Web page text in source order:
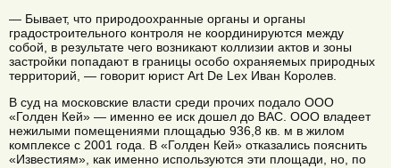
— Бывает, что природоохранные органы и органы
градостроительного контроля не координируются между
собой, в результате чего возникают коллизии актов и зоны
застройки попадают в границы особо охраняемых природных
территорий, — говорит юрист Art De Lex Иван Королев.
В суд на московские власти среди прочих подало ООО
«Голден Кей» — именно ее иск дошел до ВАС. ООО владеет
нежилыми помещениями площадью 936,8 кв. м в жилом
комплексе с 2001 года. В «Голден Кей» отказались пояснить
«Известиям», как именно используются эти площади, но, по